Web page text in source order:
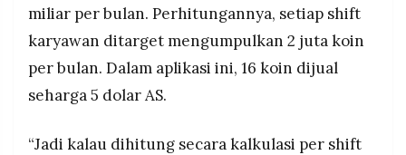
miliar per bulan. Perhitungannya, setiap shift
karyawan ditarget mengumpulkan 2 juta koin
per bulan. Dalam aplikasi ini, 16 koin dijual
seharga 5 dolar AS.
“Jadi kalau dihitung secara kalkulasi per shift